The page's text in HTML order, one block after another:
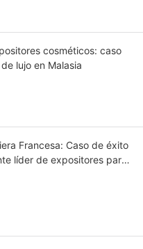
cosméticos: caso
lujo en Malasia
Francesa: Caso de éxito
líder de expositores para